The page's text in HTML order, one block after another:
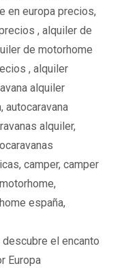
en europa precios,
, alquiler de
de motorhome
, alquiler
alquiler
, autocaravana
alquiler,
, camper, camper
motorhome,
españa,
el encanto
Europa